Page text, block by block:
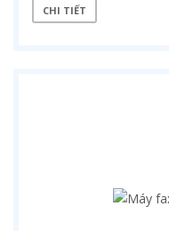
CHI TIẾT